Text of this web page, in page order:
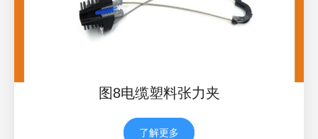
图8电缆塑料张力夹
了解更多